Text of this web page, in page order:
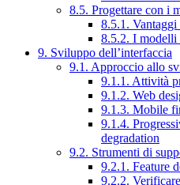
8.5. Progettare con i
8.5.1.
8.5.2. I modelli
9. Sviluppo dell’interfaccia
9.1. Approccio allo
9.1.1. Attività
9.1.2. Web
9.1.3. Mobile
9.1.4.
degradation
9.2. Strumenti di
9.2.1. Feature
9.2.2.